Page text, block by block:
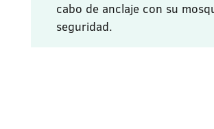
cabo de anclaje con su
seguridad.